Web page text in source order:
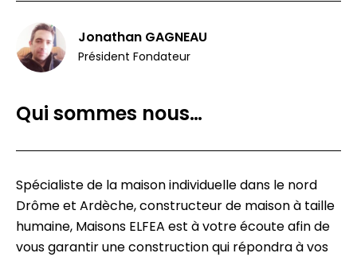
Qui sommes nous…
Spécialiste de la maison individuelle dans le nord
Drôme et Ardèche, constructeur de maison à taille
humaine, Maisons ELFEA est à votre écoute afin de
vous garantir une construction qui répondra à vos
Jonathan GAGNEAU
Président Fondateur